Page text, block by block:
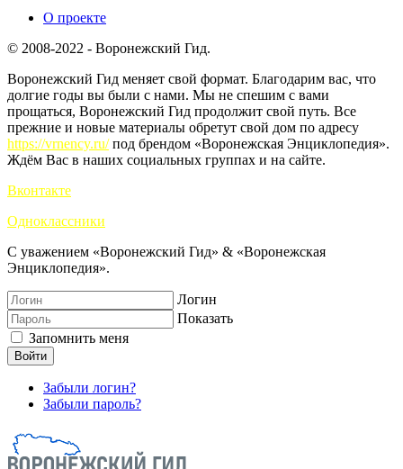
О проекте
© 2008-2022 - Воронежский Гид.
Воронежский Гид меняет свой формат. Благодарим вас, что
долгие годы вы были с нами. Мы не спешим с вами
прощаться, Воронежский Гид продолжит свой путь. Все
прежние и новые материалы обретут свой дом по адресу
https://vrnency.ru/под брендом «Воронежская Энциклопедия».
Ждём Вас в наших социальных группах и на сайте.
Вконтакте
Одноклассники
С уважением «Воронежский Гид» & «Воронежская
Энциклопедия».
Логин
Показать
Запомнить меня
Войти
Забыли логин?
Забыли пароль?